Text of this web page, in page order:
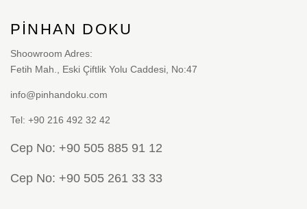
PINHAN DOKU
Shoowroom Adres:
Fetih Mah., Eski Çiftlik Yolu Caddesi, No:47
info@pinhandoku.com
Tel: +90 216 492 32 42
Cep No: +90 505 885 91 12
Cep No: +90 505 261 33 33